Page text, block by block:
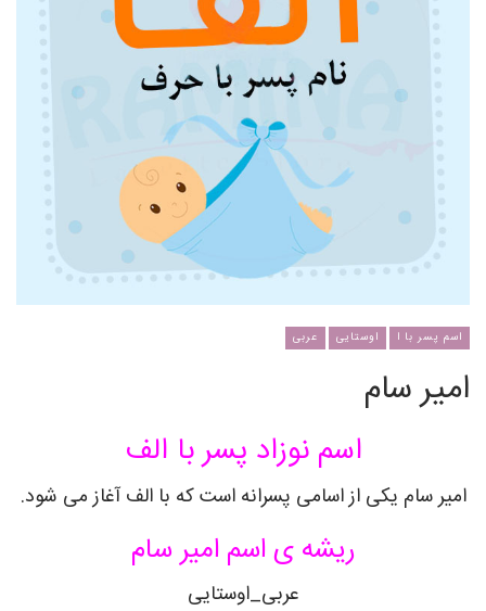
اسم پسر با ا اوستایی عربی
امیر سام
اسم نوزاد پسر با الف
امیر سام یکی از اسامی پسرانه است که با الف آغاز می شود.
ریشه ی اسم امیر سام
عربی_اوستایی